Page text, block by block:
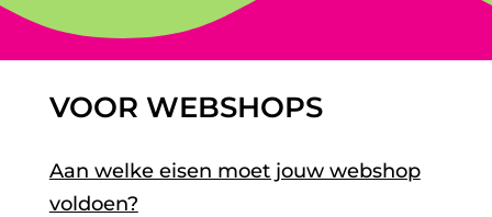
VOOR WEBSHOPS
Aan welke eisen moet jouw webshop
voldoen?